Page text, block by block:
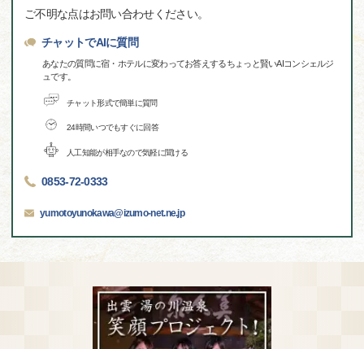
ご不明な点はお問い合わせください。
チャットでAIに質問
あなたの質問に宿・ホテルに変わってお答えするちょっと賢いAIコンシェルジ
ュです。
チャット形式で簡単に質問
24時間いつでもすぐに回答
人工知能が相手なので気軽に聞ける
0853-72-0333
yumotoyunokawa@izumo-net.ne.jp